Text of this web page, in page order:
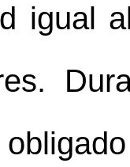
igual